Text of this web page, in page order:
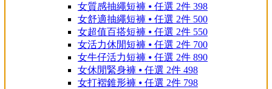
女質感抽繩短褲 ⦁ 任選 2件 398
女舒適抽繩短褲 ⦁ 任選 2件 500
女超值百搭短褲 ⦁ 任選 2件 550
女活力休閒短褲 ⦁ 任選 2件 700
女牛仔活力短褲 ⦁ 任選 2件 890
女休閒緊身褲 ⦁ 任選 2件 498
女打褶錐形褲 ⦁ 任選 2件 798